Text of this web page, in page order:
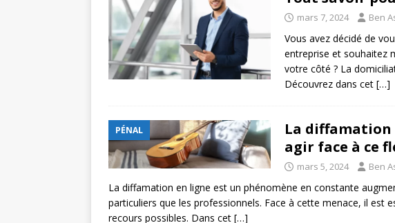
mars 7, 2024 Ben
Vous avez décidé de
entreprise et souhaitez
votre côté ? La
Découvrez dans cet […]
PÉNAL
La diffamation
agir face à ce
mars 5, 2024 Ben
La diffamation en ligne est un phénomène en constante
particuliers que les professionnels. Face à cette menace, il est
recours possibles. Dans cet […]